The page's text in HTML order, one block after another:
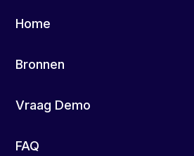
Home
Bronnen
Vraag Demo
FAQ